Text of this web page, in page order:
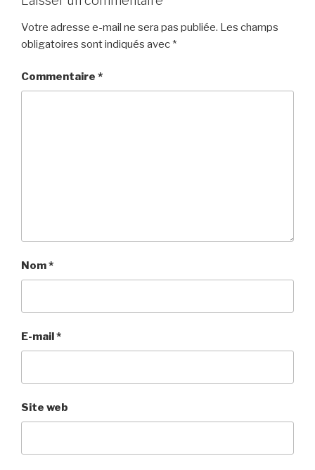
Votre adresse e-mail ne sera pas publiée. Les champs
obligatoires sont indiqués avec *
Commentaire *
Nom*
E-mail*
Site web